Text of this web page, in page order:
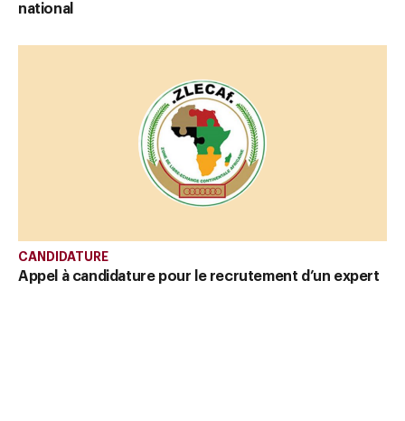
national
CANDIDATURE
Appel à candidature pour le recrutement d’un expert